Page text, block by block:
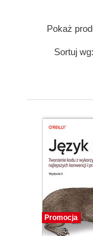
Pokaż
Sortuj wg:
Promocja